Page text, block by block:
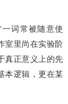
词常被随意使
室里尚在实验阶
真正意义上的先
本逻辑，更在某